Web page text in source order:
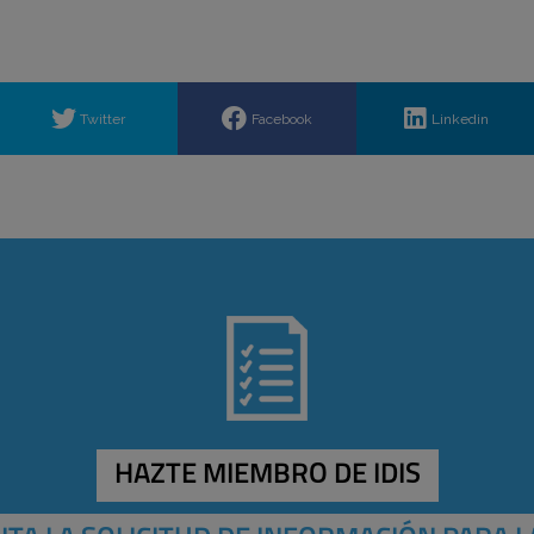
Twitter Facebook Linkedin
HAZTE MIEMBRO DE IDIS